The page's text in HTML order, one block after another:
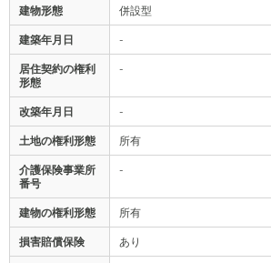
建物形態 併設型
建築年月日 -
居住契約の権利
形態
-
改築年月日 -
土地の権利形態 所有
介護保険事業所
番号
-
建物の権利形態 所有
損害賠償保険 あり